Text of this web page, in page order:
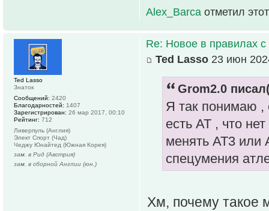
Alex_Barca отметил
Re: Новое в правилах с
Ted Lasso 23 июн
Grom2.0
Я так понимаю ,
есть АТ , что
менять АТ3 или
спецумения
Хм, почему такое
Ted Lasso
Знаток
Сообщений: 2420
Благодарностей: 1407
Зарегистрирован: 26 мар 2017, 00:10
Рейтинг: 712
Ливерпуль (Англия)
Элект Спорт (Чад)
Чеджу Юнайтед (Южная Корея)
зам. в Рид (Австрия)
зам. в сборной Англии (юн.)